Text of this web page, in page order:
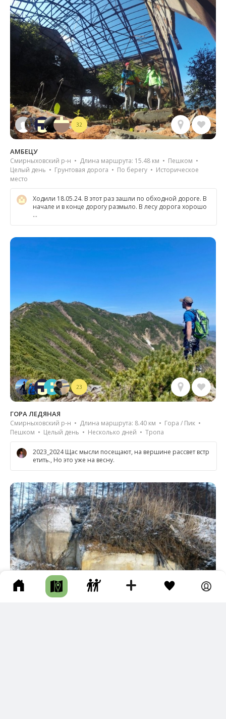
32
АМБЕЦУ
Смирныховский р-н • Длина маршрута: 15.48 км • Пешком •
Целый день • Грунтовая дорога • По берегу • Историческое
место
Ходили 18.05.24. В этот раз зашли по обходной дороге. В
начале и в конце дорогу размыло. В лесу дорога хорошо
…
23
ГОРА ЛЕДЯНАЯ
Смирныховский р-н • Длина маршрута: 8.40 км • Гора / Пик •
Пешком • Целый день • Несколько дней • Тропа
2023_2024 Щас мысли посещают, на вершине рассвет встр
етить., Но это уже на весну.